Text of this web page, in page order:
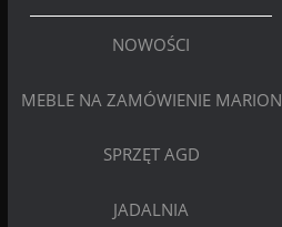
NOWOŚCI
MEBLE NA ZAMÓWIENIE MARION
SPRZĘT AGD
JADALNIA